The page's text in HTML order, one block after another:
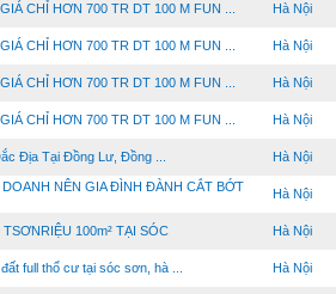
CHỈ HƠN 700 TR DT 100 M FUN ... Hà Nội
CHỈ HƠN 700 TR DT 100 M FUN ... Hà Nội
CHỈ HƠN 700 TR DT 100 M FUN ... Hà Nội
CHỈ HƠN 700 TR DT 100 M FUN ... Hà Nội
Địa Tại Đồng Lư, Đồng ... Hà Nội
NÊN GIA ĐÌNH ĐÀNH CẮT BỚT
Hà Nội
100m² TẠI SÓC Hà Nội
full thổ cư tại sóc sơn, hà ... Hà Nội